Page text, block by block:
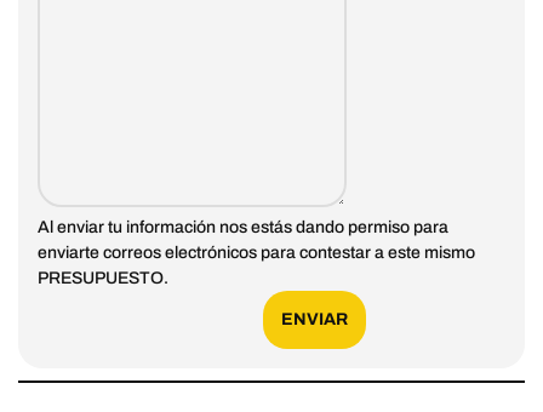
Al enviar tu información nos estás dando permiso para
enviarte correos electrónicos para contestar a este mismo
PRESUPUESTO.
ENVIAR